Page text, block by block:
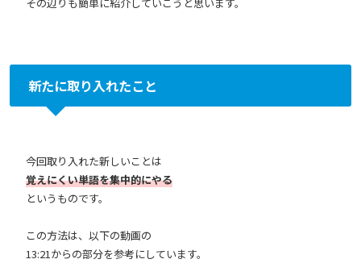
新たに取り入れたこと
今回取り入れた新しいことは
覚えにくい単語を集中的にやる
というものです。
この方法は、以下の動画の
13:21からの部分を参考にしています。